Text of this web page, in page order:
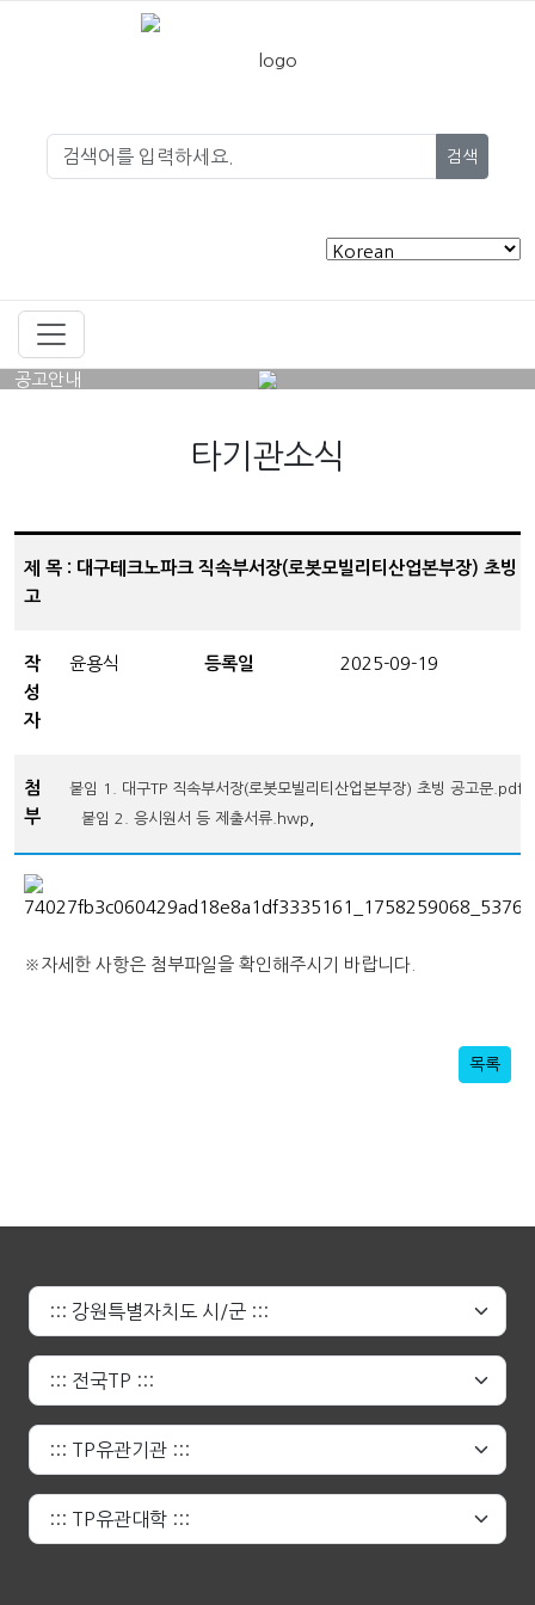
검색
공고안내
타기관소식
제 목 : 대구테크노파크 직속부서장(로봇모빌리티산업본부장) 초빙
고
작
성
자
윤용식 등록일 2025-09-19
첨
부
붙임 1. 대구TP 직속부서장(로봇모빌리티산업본부장) 초빙 공고문.pdf
붙임 2. 응시원서 등 제출서류.hwp
※자세한 사항은 첨부파일을 확인해주시기 바랍니다.
목록